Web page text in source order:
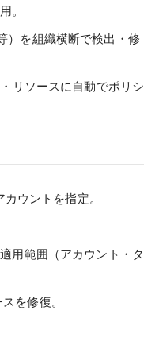
。
）を組織横断で検出・修
リソースに自動でポリシ
ウントを指定。
用範囲（アカウント・タ
を修復。